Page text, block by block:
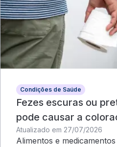
Condições de Saúde
Fezes escuras ou
pode causar a
Atualizado em 27/07/2026
Alimentos e